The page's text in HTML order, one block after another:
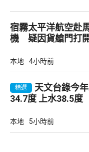
宿霧太平洋航空赴
機 疑因貨艙門打
本地 4小時前
精選
天文台錄今
34.7度 上水38.5度
本地 5小時前